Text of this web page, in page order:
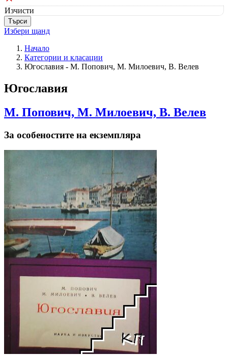
Изчисти
Избери щанд
Начало
Категории и класации
Югославия - М. Попович, М. Милоевич, В. Велев
Югославия
М. Попович, М. Милоевич, В. Велев
За особеностите на екземпляра